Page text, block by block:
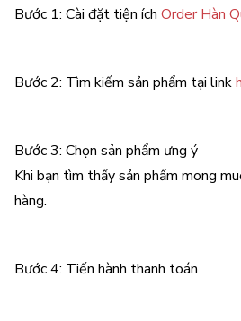
Bước 1: Cài đặt tiện ích Order Hàn
Bước 2: Tìm kiếm sản phẩm tại link
Bước 3: Chọn sản phẩm ưng ý
Khi bạn tìm thấy sản phẩm mong
hàng.
Bước 4: Tiến hành thanh toán